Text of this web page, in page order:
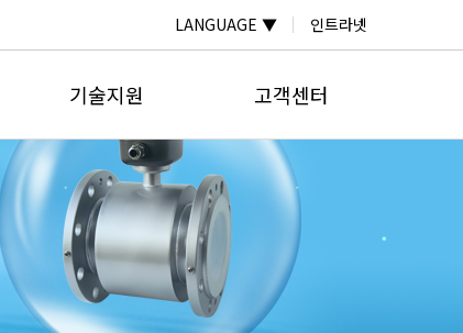
LANGUAGE ▼ 인트라넷
기술지원
자료실
자주하는질문
납품실적
고객센터
온라인문의
공지사항
보도자료